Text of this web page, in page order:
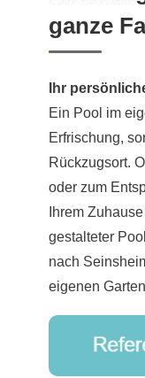
ganze
Ihr
Ein Pool im
Erfrischung,
Rückzugsort.
oder zum
Ihrem
gestalteter
nach
eigenen